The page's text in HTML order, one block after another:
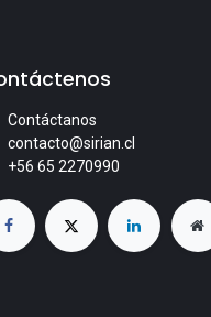
Contáctanos
contacto@sirian.cl
+56 65 2270990